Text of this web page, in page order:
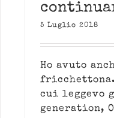
5 Luglio 2018
Ho avuto
cui leggevo
generation,